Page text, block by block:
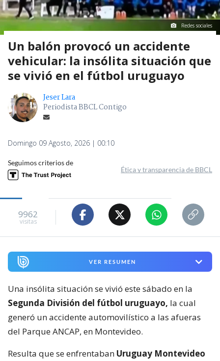
Redes sociales
Un balón provocó un accidente
vehicular: la insólita situación que
se vivió en el fútbol uruguayo
Jeser Lara
Periodista BBCL Contigo
Domingo 09 Agosto, 2026 | 00:10
Seguimos criterios de
Ética y transparencia de BBCL
9962
visitas
VER RESUMEN
Una insólita situación se vivió este sábado en la
Segunda División del fútbol uruguayo, la cual
generó un accidente automovilístico a las afueras
del Parque ANCAP, en Montevideo.
Resulta que se enfrentaban Uruguay Montevideo